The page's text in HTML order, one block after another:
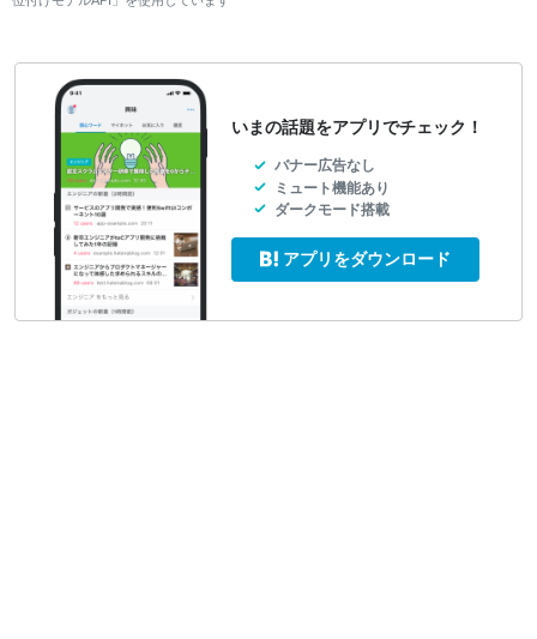
いまの話題をアプリでチェック！
バナー広告なし
ミュート機能あり
ダークモード搭載
アプリをダウンロード